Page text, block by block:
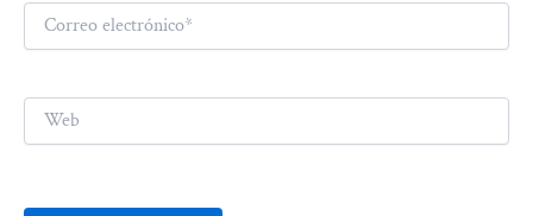
Correo
electrónico*
Web